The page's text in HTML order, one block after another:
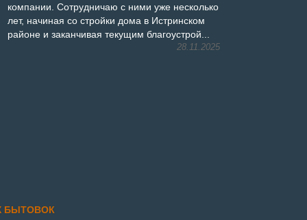
компании. Сотрудничаю с ними уже несколько
лет, начиная со стройки дома в Истринском
районе и заканчивая текущим благоустрой...
28.11.2025
БЫТОВОК